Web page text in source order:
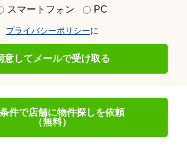
スマートフォン PC
プライバシーポリシーに
意してメールで受け取る
件で店舗に物件探しを依頼
（無料）